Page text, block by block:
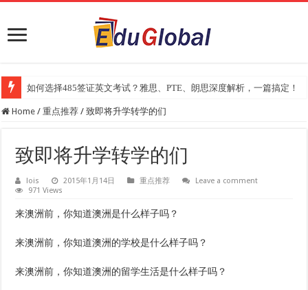
如何选择485签证英文考试？雅思、PTE、朗思深度解析，一篇搞定！
2025年《澳洲金融评论报》大学排名出炉：一份关乎本地就业与声誉的
Home / 重点推荐 / 致即将升学转学的们
致即将升学转学的们
lois 2015年1月14日 重点推荐
Leave a comment
971 Views
来澳洲前，你知道澳洲是什么样子吗？
来澳洲前，你知道澳洲的学校是什么样子吗？
来澳洲前，你知道澳洲的留学生活是什么样子吗？